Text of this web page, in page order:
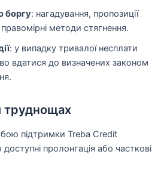
боргу: нагадування, пропозиції
методи стягнення.
: у випадку тривалої несплати
вдатися до визначених законом
труднощах
підтримки Treba Credit
доступні пролонгація або часткові